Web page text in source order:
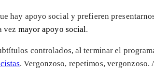
hay apoyo social y prefieren
vez mayor apoyo social.
controlados, al terminar el
. Vergonzoso, repetimos, vergonzoso.